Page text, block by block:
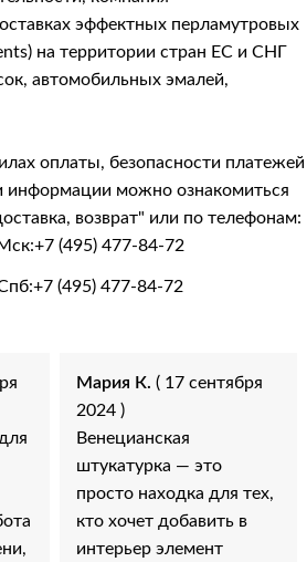
эффектных перламутровых
на территории стран ЕС и СНГ
автомобильных эмалей,
оплаты, безопасности платежей
информации можно ознакомиться
возврат" или по телефонам:
+7 (495) 477-84-72
+7 (495) 477-84-72
Мария К. ( 17 сентября
2024 )
Венецианская
штукатурка — это
просто находка для тех,
кто хочет добавить в
интерьер элемент